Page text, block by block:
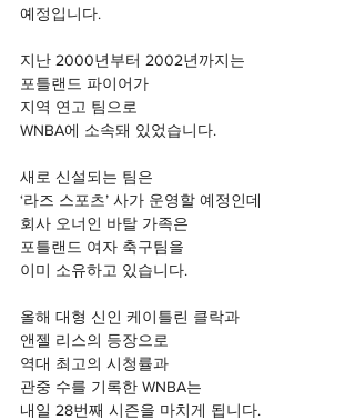
예정입니다.
지난 2000년부터 2002년까지는
포틀랜드 파이어가
지역 연고 팀으로
WNBA에 소속돼 있었습니다.
새로 신설되는 팀은
‘라즈 스포츠’ 사가 운영할 예정인데
회사 오너인 바탈 가족은
포틀랜드 여자 축구팀을
이미 소유하고 있습니다.
올해 대형 신인 케이틀린 클락과
앤젤 리스의 등장으로
역대 최고의 시청률과
관중 수를 기록한 WNBA는
내일 28번째 시즌을 마치게 됩니다.